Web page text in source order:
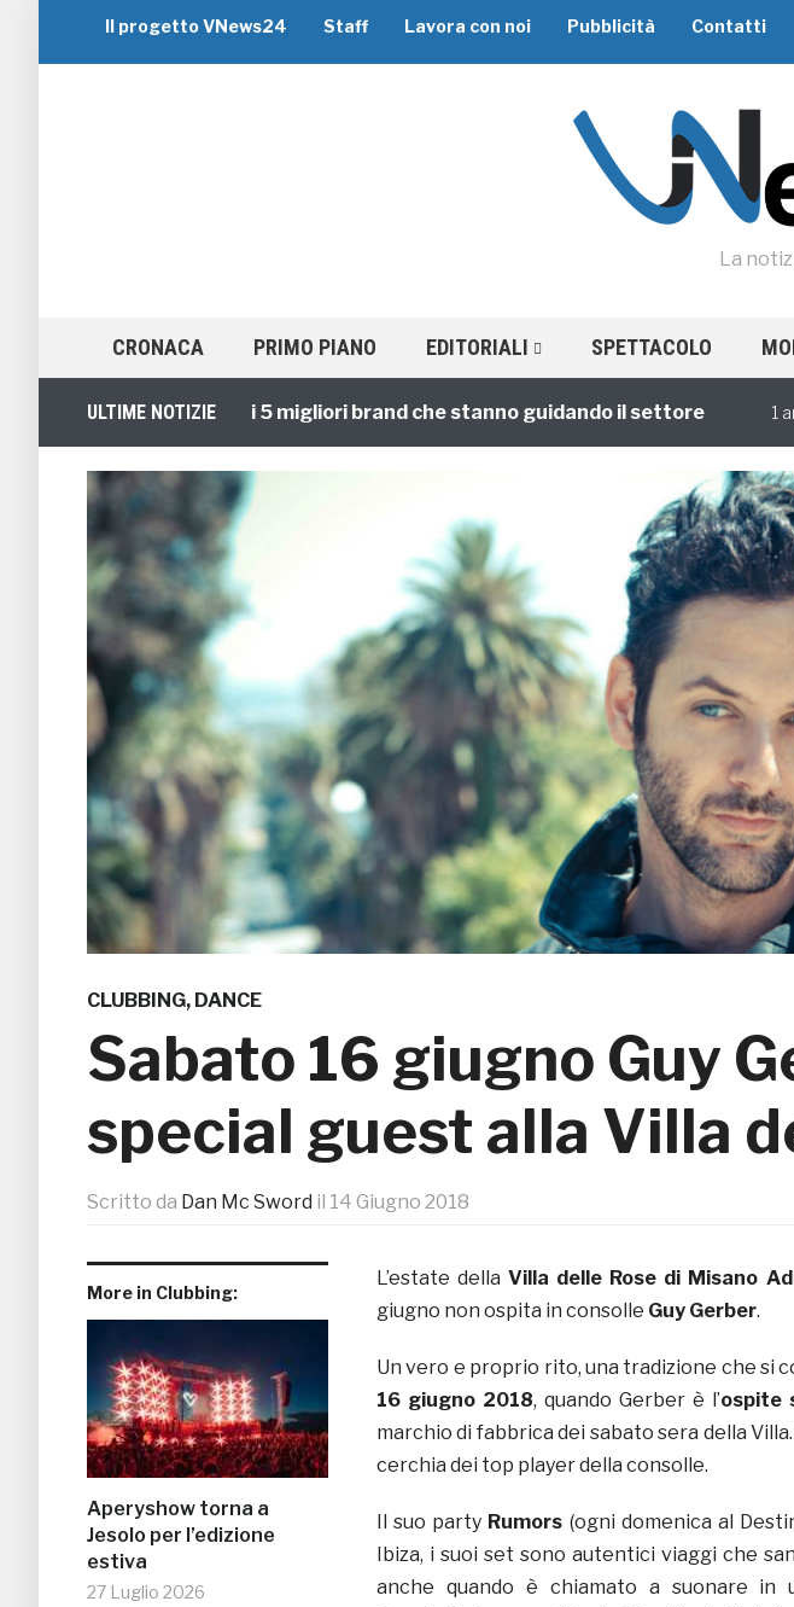
Il progetto VNews24 Staff Lavora con noi Pubblicità Contatti
La
CRONACA PRIMO PIANO EDITORIALI SPETTACOLO
ULTIME NOTIZIE
Viaggi di Gruppo: i 5 migliori brand che stanno guidando il settore 1 annofa
CLUBBING, DANCE
Sabato 16 giugno Guy
special guest alla Villa
Scritto da Dan Mc Sword il 14 Giugno 2018
More in Clubbing:
Aperyshow torna a
Jesolo per l’edizione
estiva
27 Luglio 2026
L’estate della Villa delle Rose di Misano
giugno non ospita in consolle Guy Gerber.
Un vero e proprio rito, una tradizione che si
16 giugno 2018, quando Gerber è l’ospite
marchio di fabbrica dei sabato sera della
cerchia dei top player della consolle.
Il suo party Rumors (ogni domenica al
Ibiza, i suoi set sono autentici viaggi che
anche quando è chiamato a suonare